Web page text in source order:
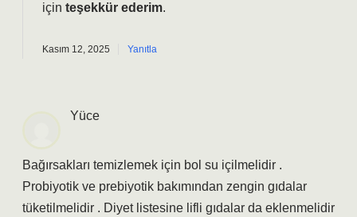
için teşekkür ederim.
Kasım 12, 2025 Yanıtla
Yüce
Bağırsakları temizlemek için bol su içilmelidir .
Probiyotik ve prebiyotik bakımından zengin gıdalar
tüketilmelidir . Diyet listesine lifli gıdalar da eklenmelidir